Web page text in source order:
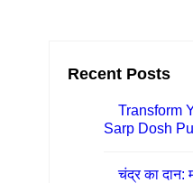
Recent Posts
Transform
Sarp Dosh
चंद्र का दान: